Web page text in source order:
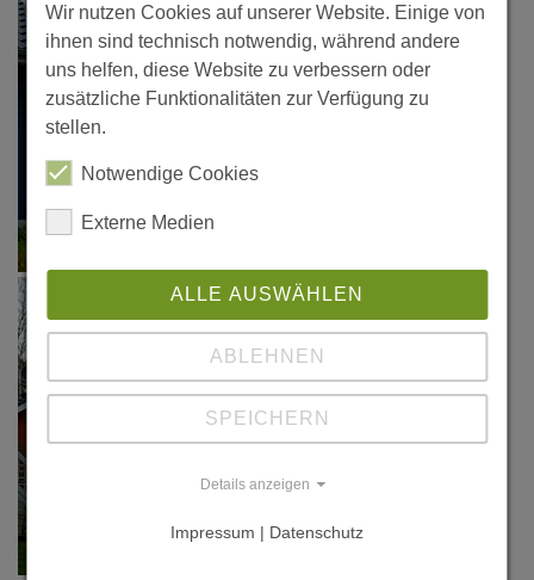
Wir nutzen Cookies auf unserer Website. Einige von
ihnen sind technisch notwendig, während andere
uns helfen, diese Website zu verbessern oder
zusätzliche Funktionalitäten zur Verfügung zu
stellen.
Notwendige Cookies
Externe Medien
ALLE AUSWÄHLEN
ABLEHNEN
SPEICHERN
Details anzeigen
Impressum | Datenschutz